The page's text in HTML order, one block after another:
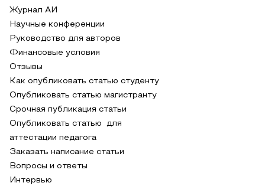
Журнал АИ
Научные конференции
Руководство для авторов
Финансовые условия
Отзывы
Как опубликовать статью студенту
Опубликовать статью магистранту
Срочная публикация статьи
Опубликовать статью для
аттестации педагога
Заказать написание статьи
Вопросы и ответы
Интервью